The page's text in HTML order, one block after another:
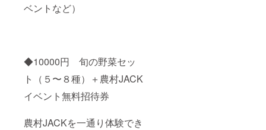
ベントなど）
◆10000円 旬の野菜セッ
ト（５〜８種）＋農村JACK
イベント無料招待券
農村JACKを一通り体験でき